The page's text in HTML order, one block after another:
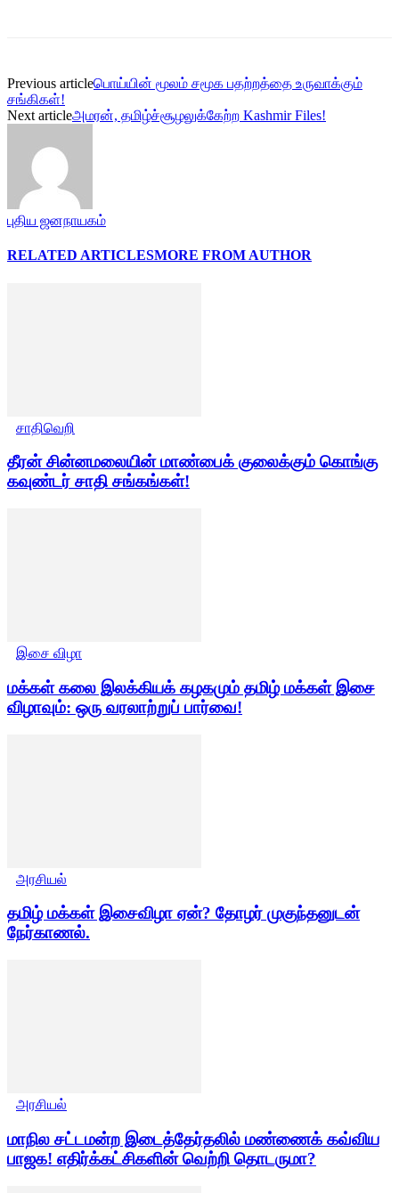
Previous articleபொய்யின் மூலம் சமூக பதற்றத்தை உருவாக்கும்
சங்கிகள்!
Next articleஅமரன், தமிழ்ச்சூழலுக்கேற்ற Kashmir Files!
புதிய ஜனநாயகம்
RELATED ARTICLESMORE FROM AUTHOR
சாதிவெறி
தீரன் சின்னமலையின் மாண்பைக் குலைக்கும் கொங்கு
கவுண்டர் சாதி சங்கங்கள்!
இசை விழா
மக்கள் கலை இலக்கியக் கழகமும் தமிழ் மக்கள் இசை
விழாவும்: ஒரு வரலாற்றுப் பார்வை!
அரசியல்
தமிழ் மக்கள் இசைவிழா ஏன்? தோழர் முகுந்தனுடன்
நேர்காணல்.
அரசியல்
மாநில சட்டமன்ற இடைத்தேர்தலில் மண்ணைக் கவ்விய
பாஜக! எதிர்க்கட்சிகளின் வெற்றி தொடருமா?